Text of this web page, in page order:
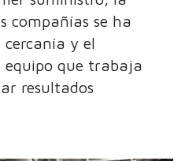
compañías se ha
y el
equipo que trabaja
resultados